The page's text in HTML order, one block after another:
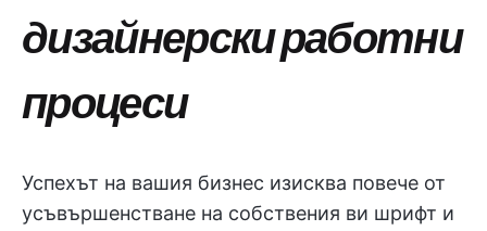
дизайнерски работни
процеси
Успехът на вашия бизнес изисква повече от
усъвършенстване на собствения ви шрифт и